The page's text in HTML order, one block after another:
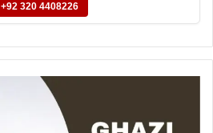
+92 320 4408226